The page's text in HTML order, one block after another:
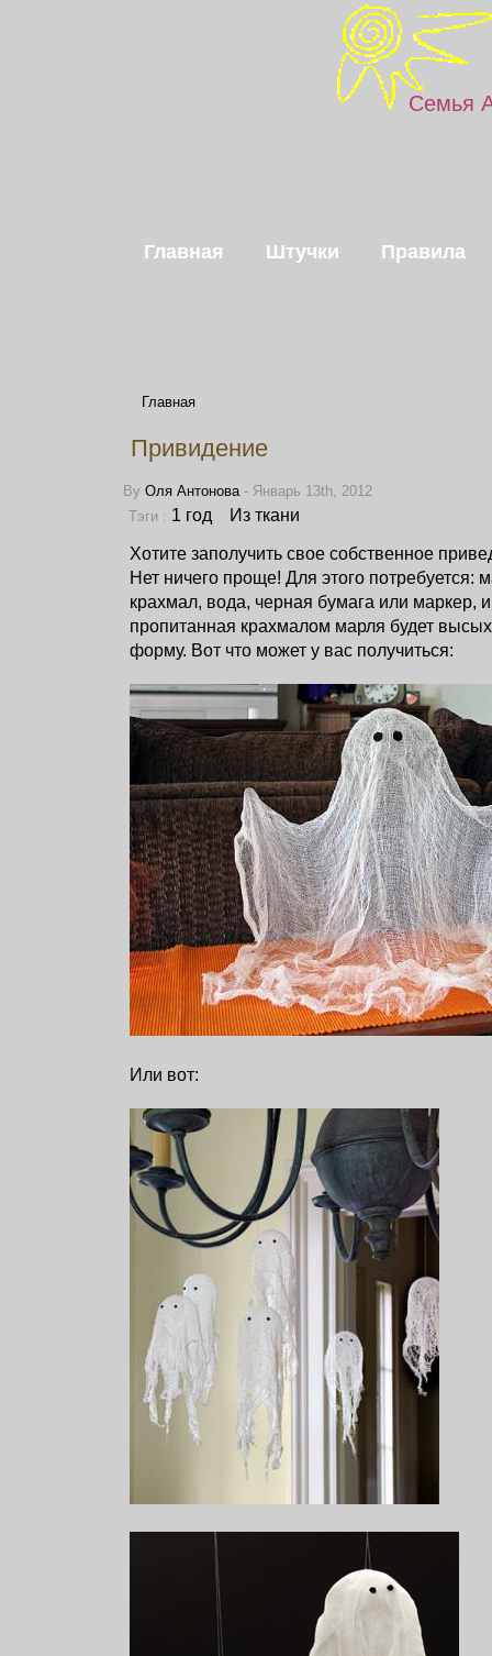
Семья
Главная Штучки Правила
Главная
Привидение
By Оля Антонова- Январь 13th, 2012
Тэги : 1 год Из ткани
Хотите заполучить свое собственное
Нет ничего проще! Для этого потребуется:
крахмал, вода, черная бумага или маркер,
пропитанная крахмалом марля будет
форму. Вот что может у вас получиться:
Или вот: